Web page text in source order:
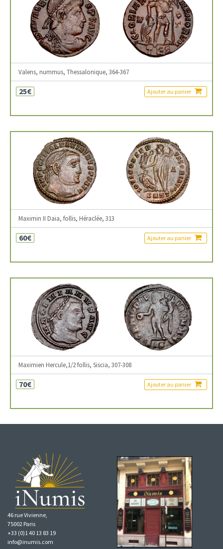
Valens, nummus, Thessalonique, 364-367
25€ Ajouter au panier
Maximin II Daia, follis, Héraclée, 313
60€ Ajouter au panier
Maximien Hercule,1/2 follis, Siscia, 307-308
70€ Ajouter au panier
46 rue Vivienne,
75002 Paris
+33 (0)1 40 13 83 19
info@inumis.com